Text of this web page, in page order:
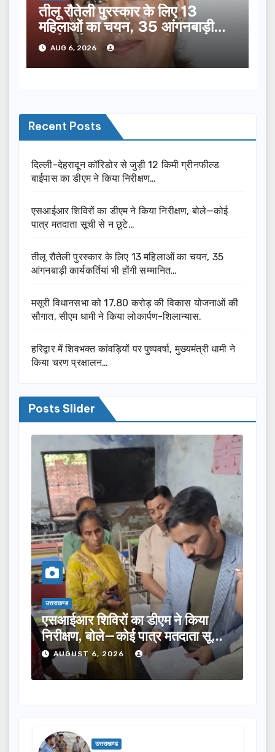
तीलू रौतेली पुरस्कार के लिए 13
महिलाओं का चयन, 35 आंगनबाड़ी
कार्यकर्तियां भी होंगी सम्मानित…
AUG 6, 2026
Recent Posts
दिल्ली-देहरादून कॉरिडोर से जुड़ी 12 किमी ग्रीनफील्ड
बाईपास का डीएम ने किया निरीक्षण…
एसआईआर शिविरों का डीएम ने किया निरीक्षण, बोले—कोई
पात्र मतदाता सूची से न छूटे…
तीलू रौतेली पुरस्कार के लिए 13 महिलाओं का चयन, 35
आंगनबाड़ी कार्यकर्तियां भी होंगी सम्मानित…
मसूरी विधानसभा को 17.80 करोड़ की विकास योजनाओं की
सौगात, सीएम धामी ने किया लोकार्पण-शिलान्यास.
हरिद्वार में शिवभक्त कांवड़ियों पर पुष्पवर्षा, मुख्यमंत्री धामी ने
किया चरण प्रक्षालन…
Posts Slider
उत्तराखण्ड
तीलू रौतेली पुरस्कार के लिए 13 महिलाओं
का चयन, 35 आंगनबाड़ी कार्यकर्तियां भी
होंगी सम्मानित…
AUGUST 6, 2026
उत्तराखण्ड